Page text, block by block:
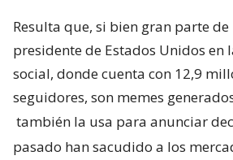
Resulta que, si bien gran parte
presidente de Estados Unidos en
social, donde cuenta con 12,9
seguidores, son memes
también la usa para anunciar
pasado han sacudido a los